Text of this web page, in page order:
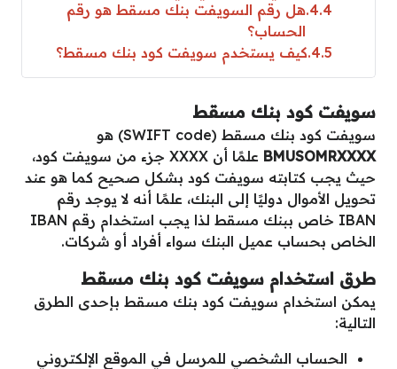
4.4 هل رقم السويفت بنك مسقط هو رقم
الحساب؟
4.5 كيف يستخدم سويفت كود بنك مسقط؟
سويفت كود بنك مسقط
سويفت كود بنك مسقط (SWIFT code) هو
BMUSOMRXXXX
علمًا أن XXXX جزء من سويفت كود،
حيث يجب كتابته سويفت كود بشكل صحيح كما هو عند
تحويل الأموال دوليًا إلى البنك، علمًا أنه لا يوجد رقم
IBAN خاص ببنك مسقط لذا يجب استخدام رقم IBAN
الخاص بحساب عميل البنك سواء أفراد أو شركات.
طرق استخدام سويفت كود بنك مسقط
يمكن استخدام سويفت كود بنك مسقط بإحدى الطرق
التالية:
الحساب الشخصي للمرسل في الموقع الإلكتروني